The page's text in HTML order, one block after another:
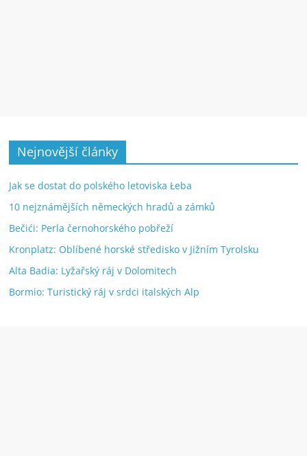
Nejnovější články
Jak se dostat do polského letoviska Łeba
10 nejznámějších německých hradů a zámků
Bečići: Perla černohorského pobřeží
Kronplatz: Oblíbené horské středisko v Jižním Tyrolsku
Alta Badia: Lyžařský ráj v Dolomitech
Bormio: Turistický ráj v srdci italských Alp